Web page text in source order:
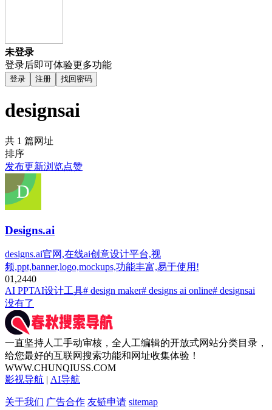
未登录
登录后即可体验更多功能
登录 注册 找回密码
designsai
共 1 篇网址
排序
发布更新浏览点赞
Designs.ai
designs.ai官网,在线ai创意设计平台,视
频,ppt,banner,logo,mockups,功能丰富,易于使用!
01,2440
AI PPTAI设计工具# design maker# designs ai online# designsai
没有了
一直坚持人工手动审核，全人工编辑的开放式网站分类目录，
给您最好的互联网搜索功能和网址收集体验！
WWW.CHUNQIUSS.COM
影视导航 | AI导航
关于我们 广告合作 友链申请 sitemap